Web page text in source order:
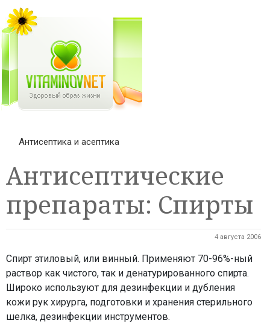
Антисептика и асептика
Антисептические
препараты: Спирты
4 августа 2006
Спирт этиловый, или винный. Применяют 70-96%-ный
раствор как чистого, так и денатурированного спирта.
Широко используют для дезинфекции и дубления
кожи рук хирурга, подготовки и хранения стерильного
шелка, дезинфекции инструментов.